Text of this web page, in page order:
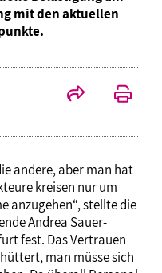
mit den aktuellen
andere, aber man hat
kreisen nur um
anzugehen“, stellte die
Andrea Sauer-
fest. Das Vertrauen
man müsse sich